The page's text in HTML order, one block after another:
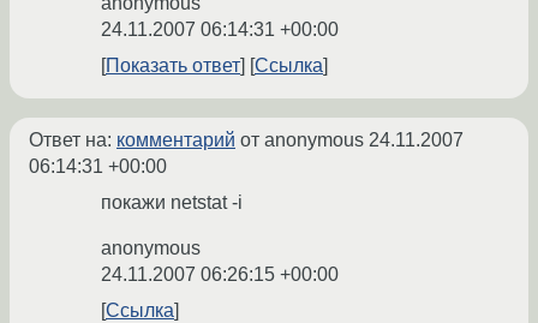
24.11.2007 06:14:31 +00:00
Показать ответ
Ссылка
Ответ на: комментарий от anonymous 24.11.2007
06:14:31 +00:00
покажи netstat -i
anonymous
24.11.2007 06:26:15 +00:00
Ссылка